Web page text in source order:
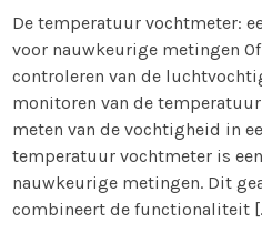
De temperatuur vochtmeter:
voor nauwkeurige metingen
controleren van de
monitoren van de
meten van de vochtigheid in
temperatuur vochtmeter is
nauwkeurige metingen. Dit
combineert de functionaliteit